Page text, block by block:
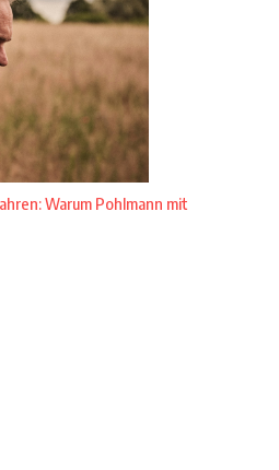
Warum Pohlmann mit